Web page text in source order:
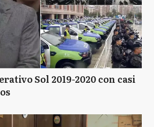
Sol 2019-2020 con casi